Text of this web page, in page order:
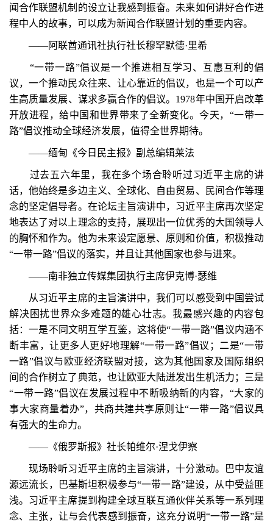
闻合作联盟机制的设立让我感到振奋。未来如何讲好合作进
程中人的故事，可以成为新闻合作联盟计划的重要内容。
——阿联酋通讯社执行社长穆罕默德·里希
“一带一路”倡议是一个推进相互学习、互惠互利的倡
议，一个推动民众往来、让心靠近的倡议，也是一个可以产
生高质量发展、谋求多赢合作的倡议。1978年中国开启改革
开放进程，给中国和世界带来了全新变化。今天，“一带一
路”倡议推动全球经济发展，值得全世界期待。
——缅甸《今日民主报》副总编辑莱法
过去五六年里，我在多个场合聆听过习近平主席的讲
话，他始终是多边主义、全球化、自由贸易、民间合作等理
念的坚定倡导者。在论坛主旨演讲中，习近平主席再次坚定
地表达了对以上理念的支持，展现出一位优秀的大国领导人
的胸怀和作为。他为未来设定愿景、原则和价值，积极推动
“一带一路”倡议的落实，并且让其他国家也参与进来。
——南非独立传媒集团执行主席伊克博·瑟维
从习近平主席的主旨演讲中，我们可以感受到中国尝试
解决困扰世界众多难题的雄心壮志。我最感兴趣的内容包
括：一是不同文明互学互鉴，这将使“一带一路”倡议内涵不
断丰富，让更多人更好地理解“一带一路”倡议；二是“一带
一路”倡议与欧亚经济联盟对接，这为其他国家及国际组织
间的合作树立了典范，也让欧亚大陆迸发出生机活力；三是
“一带一路”倡议在发展过程中不断吸纳新的内容，“大家的
事大家商量着办”，共商共建共享原则让“一带一路”倡议具
有强大的生命力。
——《俄罗斯报》社长帕维尔·涅戈伊察
现场聆听习近平主席的主旨演讲，十分激动。巴中友谊
源远流长，巴基斯坦积极参与“一带一路”建设，从中受益匪
浅。习近平主席提到构建全球互联互通伙伴关系等一系列理
念、主张，让与会代表感到振奋，这充分说明“一带一路”是